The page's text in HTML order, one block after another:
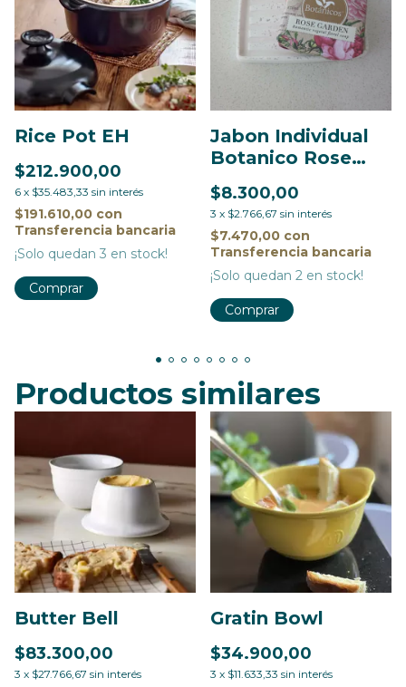
Rice Pot EH
$212.900,00
6 x $35.483,33 sin interés
$191.610,00 con
Transferencia bancaria
¡Solo quedan 3 en stock!
Comprar
Jabon Individual
Botanico Rose
Garden
$8.300,00
3 x $2.766,67 sin interés
$7.470,00 con
Transferencia bancaria
¡Solo quedan 2 en stock!
Productos similares
Butter Bell
$83.300,00
3 x $27.766,67 sin interés
Gratin Bowl
$34.900,00
3 x $11.633,33 sin interés